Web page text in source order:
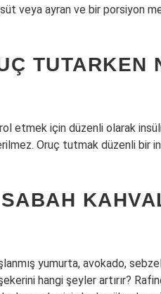
veya ayran ve bir porsiyon
TUTARKEN
etmek için düzenli olarak
Oruç tutmak düzenli bir
yumurta, avokado,
hangi şeyler artırır?